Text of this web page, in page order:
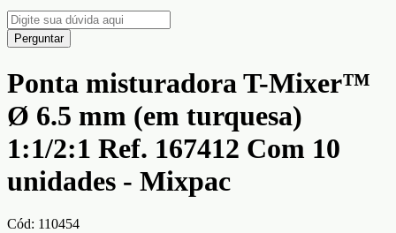
Perguntar
Ponta misturadora T-Mixer™
Ø 6.5 mm (em turquesa)
1:1/2:1 Ref. 167412 Com 10
unidades - Mixpac
Cód: 110454